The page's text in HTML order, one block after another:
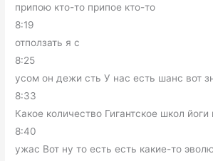
припою кто-то припое кто-то
8:19
отползать я с
8:25
усом он дежи сть У нас есть шанс вот
8:33
Какое количество Гигантское школ йоги
8:40
ужас Вот ну то есть есть какие-то